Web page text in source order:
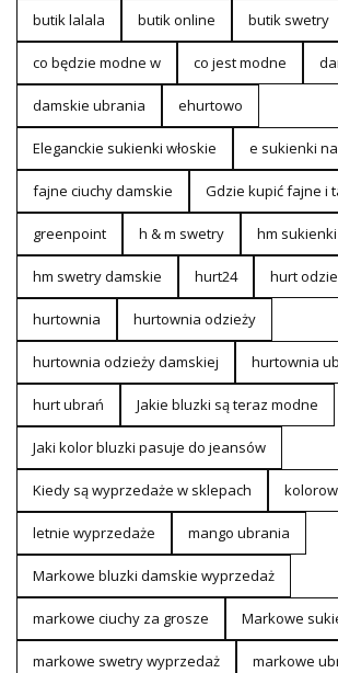
butik lalala butik online butik swetry
co będzie modne w co jest modne
damskie ubrania ehurtowo
Eleganckie sukienki włoskie e sukienki
fajne ciuchy damskie Gdzie kupić fajne i
greenpoint h & m swetry hm sukienki
hm swetry damskie hurt24 hurt
hurtownia hurtownia odzieży
hurtownia odzieży damskiej hurtownia
hurt ubrań Jakie bluzki są teraz modne
Jaki kolor bluzki pasuje do jeansów
Kiedy są wyprzedaże w sklepach
letnie wyprzedaże mango ubrania
Markowe bluzki damskie wyprzedaż
markowe ciuchy za grosze Markowe
markowe swetry wyprzedaż markowe